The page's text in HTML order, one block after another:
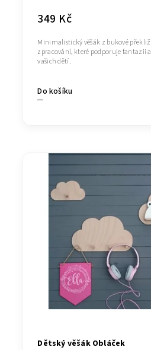
349 Kč
Do košíku
Minimalistický věšák z bukové
zpracování, které podporuje fantazii
vašich dětí.
Dětský věšák Obláček